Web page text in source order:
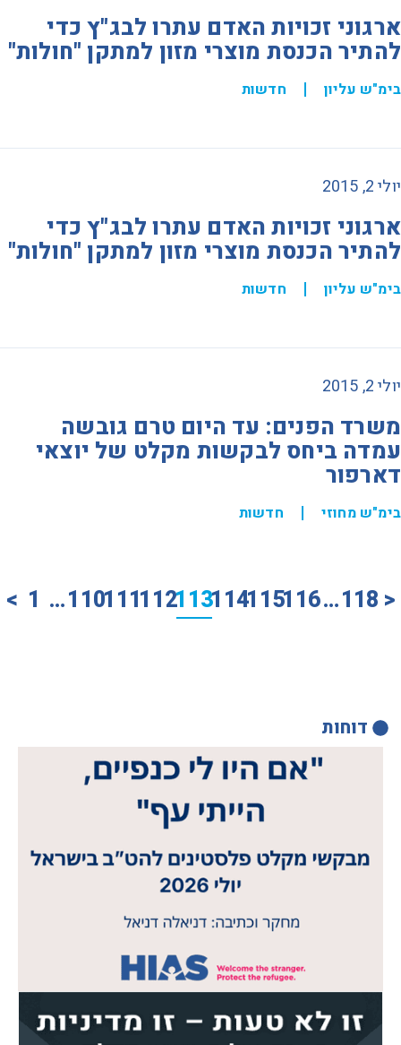
ארגוני זכויות האדם עתרו לבג"ץ כדי
להתיר הכנסת מוצרי מזון למתקן "חולות"
בימ"ש עליון חדשות
יולי 2, 2015
ארגוני זכויות האדם עתרו לבג"ץ כדי
להתיר הכנסת מוצרי מזון למתקן "חולות"
בימ"ש עליון חדשות
יולי 2, 2015
משרד הפנים: עד היום טרם גובשה
עמדה ביחס לבקשות מקלט של יוצאי
דארפור
בימ"ש מחוזי חדשות
> 1 …110111112113114115116…118 <
דוחות